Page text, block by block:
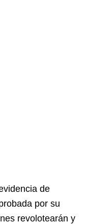
de
por su
revolotearán y